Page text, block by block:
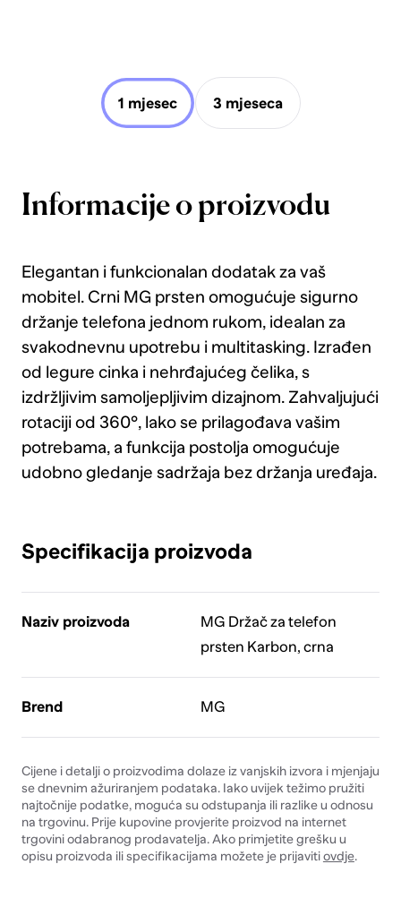
1 mjesec 3 mjeseca
Informacije o proizvodu
Elegantan i funkcionalan dodatak za vaš
mobitel. Crni MG prsten omogućuje sigurno
držanje telefona jednom rukom, idealan za
svakodnevnu upotrebu i multitasking. Izrađen
od legure cinka i nehrđajućeg čelika, s
izdržljivim samoljepljivim dizajnom. Zahvaljujući
rotaciji od 360°, lako se prilagođava vašim
potrebama, a funkcija postolja omogućuje
udobno gledanje sadržaja bez držanja uređaja.
Specifikacija proizvoda
Naziv proizvoda
MG Držač za telefon
prsten Karbon, crna
Brend MG
Cijene i detalji o proizvodima dolaze iz vanjskih izvora i mjenjaju
se dnevnim ažuriranjem podataka. Iako uvijek težimo pružiti
najtočnije podatke, moguća su odstupanja ili razlike u odnosu
na trgovinu. Prije kupovine provjerite proizvod na internet
trgovini odabranog prodavatelja. Ako primjetite grešku u
opisu proizvoda ili specifikacijama možete je prijavitiovdje.